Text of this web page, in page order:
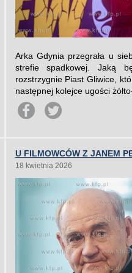
Arka Gdynia przegrała u
strefie spadkowej. Jaką
rozstrzygnie Piast Gliwice,
następnej kolejce ugości
U FILMOWCÓW Z JANEM
18 kwietnia 2026